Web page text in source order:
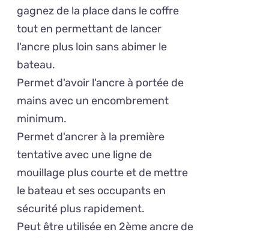
gagnez de la place dans le coffre
tout en permettant de lancer
l'ancre plus loin sans abimer le
bateau.
Permet d'avoir l'ancre à portée de
mains avec un encombrement
minimum.
Permet d'ancrer à la première
tentative avec une ligne de
mouillage plus courte et de mettre
le bateau et ses occupants en
sécurité plus rapidement.
Peut être utilisée en 2ème ancre de